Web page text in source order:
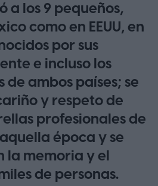
a los 9 pequeños,
como en EEUU, en
por sus
e incluso los
ambos países; se
y respeto de
profesionales de
época y se
la memoria y el
de personas.